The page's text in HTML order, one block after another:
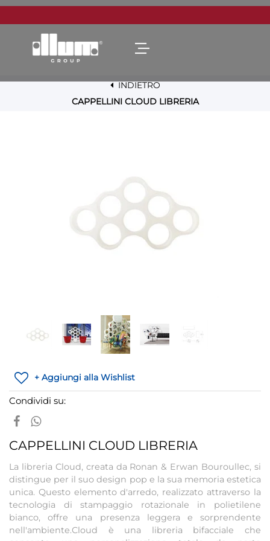
Open menu
INDIETRO
CAPPELLINI CLOUD LIBRERIA
+ Aggiungi alla Wishlist
Condividi su:
CAPPELLINI CLOUD LIBRERIA
La libreria Cloud, creata da Ronan & Erwan Bouroullec, si
distingue per il suo design pop e la sua memoria estetica
unica. Questo elemento d'arredo, realizzato attraverso la
tecnologia di stampaggio rotazionale in polietilene
bianco, offre una presenza leggera e sorprendente
nell'ambiente.Cloud è una libreria bifacciale che